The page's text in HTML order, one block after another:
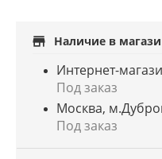
store Наличие в
Интернет-
Под заказ
Москва,
Под заказ